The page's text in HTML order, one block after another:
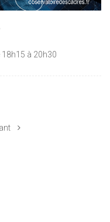
18h15 à 20h30